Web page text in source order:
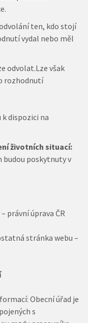
ten, kdo stojí
vydal nebo měl
odvolat.Lze však
rozhodnutí
dispozici na
životních situací:
budou poskytnuty v
právní úprava ČR
stránka webu –
Obecní úřad je
s